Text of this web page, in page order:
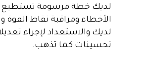
لديك خطة مرسومة تستطيع
الأخطاء ومراقبة نقاط
لديك والاستعداد لإجراء
تحسينات كما تذهب.